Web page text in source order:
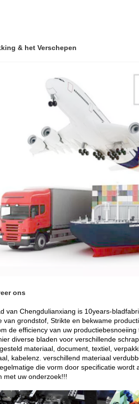
& het Verschepen
ons
van Chengdulianxiang is 10years-
van grondstof, Strikte en bekwame
de efficiency van uw productiebesnoeiing
diverse bladen voor verschillende
materiaal, document, textiel,
kabelenz. verschillend materiaal
die vorm door specificatie wordt
met uw onderzoek!!!